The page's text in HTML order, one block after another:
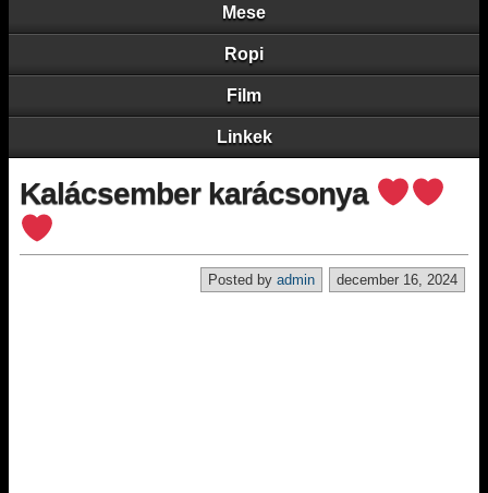
Mese
Ropi
Film
Linkek
Kalácsember karácsonya
december 16, 2024
Posted by admin